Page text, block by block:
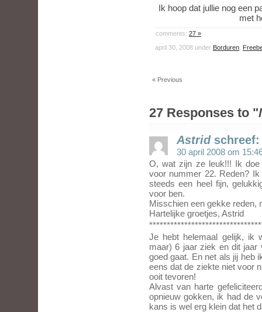
Ik hoop dat jullie nog een
met
comments: 27 »
april 30, 2008 under Borduren
« Previous
27 Responses to "
Astrid schreef:
30 april 2008 om
O, wat zijn ze leuk!!! Ik
voor nummer 22. Reden?
steeds een heel fijn,
voor ben.
Misschien een gekke reden,
Hartelijke groetjes, Astrid
Je hebt helemaal gelijk, ik
maar) 6 jaar ziek en dit jaar
goed gaat. En net als jij heb
eens dat de ziekte niet voor
ooit tevoren!
Alvast van harte
opnieuw gokken, ik had de
kans is wel erg klein dat het